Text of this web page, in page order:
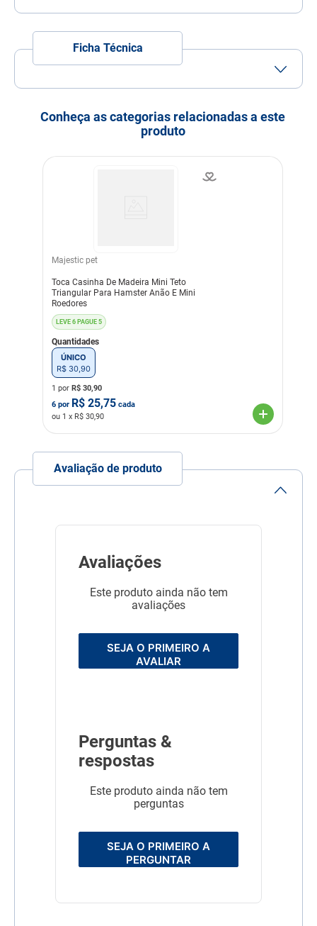
Ficha Técnica
Conheça as categorias relacionadas a este
produto
Majestic pet
Toca Casinha De Madeira Mini Teto
Triangular Para Hamster Anão E Mini
Roedores
LEVE 6 PAGUE 5
Quantidades
ÚNICO
R$ 30 90
1 por R$ 30,90
6 por R$ 25,75 cada
ou 1 x R$ 30,90
Avaliação de produto
Avaliações
Este produto ainda não tem
avaliações
SEJA O PRIMEIRO A
AVALIAR
Perguntas &
respostas
Este produto ainda não tem
perguntas
SEJA O PRIMEIRO A
PERGUNTAR